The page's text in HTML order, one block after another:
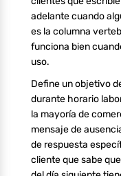
adelante cuando
es la columna
funciona bien
uso.
Define un objetivo
durante horario
la mayoría de
mensaje de
de respuesta
cliente que sabe